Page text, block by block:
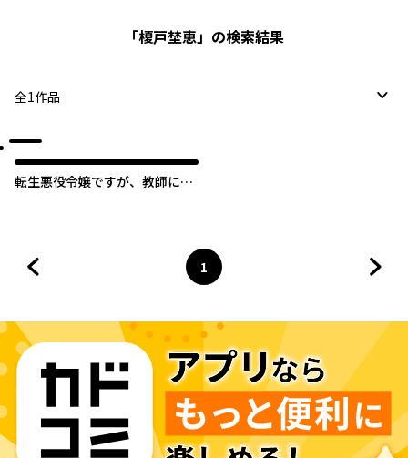
「榎戸埜恵」の検索結果
全1作品
転生悪役令嬢ですが、教師にな
ページ
1
へ